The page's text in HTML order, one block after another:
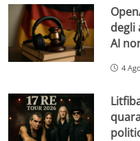
degli
AI
4